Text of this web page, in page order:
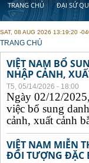
TRANG CHỦ ĐẠI SỨ
SAT, 08 AUG 2026 13:19:20 -
YOU ARE HERE
TRANG CHỦ
VIỆT NAM BỔ
NHẬP CẢNH,
T5, 05/14/2026 - 18:00
Ngày 02/12/
việc bổ sung
cảnh, xuất cảnh
VIỆT NAM MIỄN
ĐỐI TƯỢNG ĐẶC